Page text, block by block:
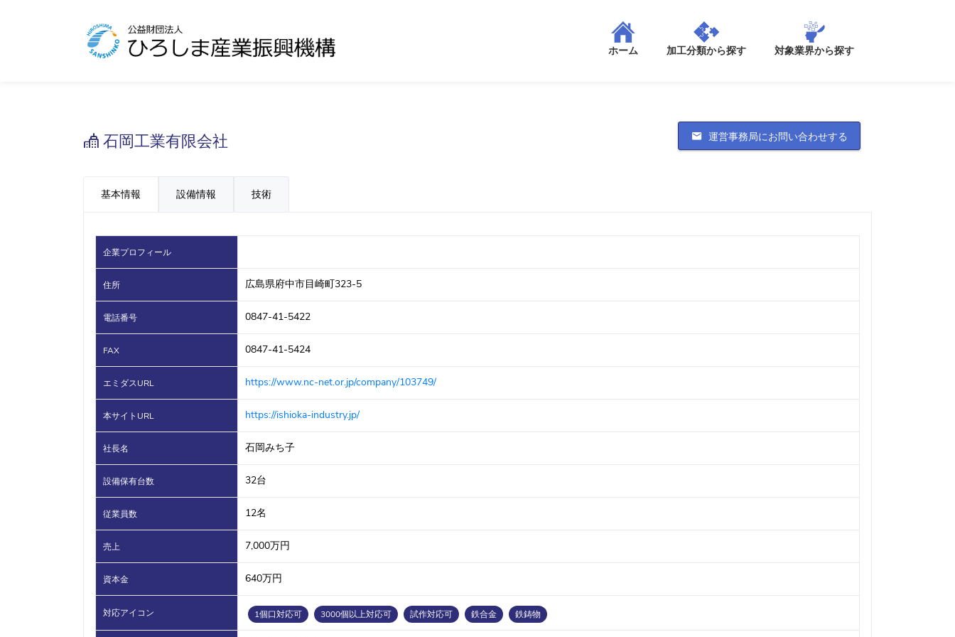
ホーム 加工分類から探す 対象業界から探す
石岡工業有限会社 運営事務局にお問い合わせする
基本情報 設備情報 技術
企業プロフィール
住所 広島県府中市目崎町323-5
電話番号 0847-41-5422
FAX 0847-41-5424
エミダスURL https://www.nc-net.or.jp/company/103749/
本サイトURL https://ishioka-industry.jp/
社長名 石岡みち子
設備保有台数 32台
従業員数 12名
売上 7,000万円
資本金 640万円
対応アイコン 1個口対応可 3000個以上対応可 試作対応可 鉄合金 鉄鋳物